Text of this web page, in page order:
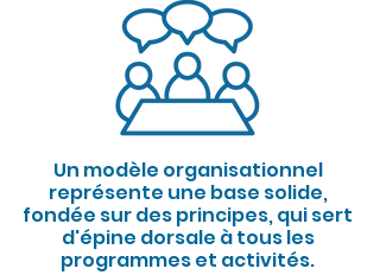
Un modèle organisationnel
représente une base solide,
fondée sur des principes, qui sert
d'épine dorsale à tous les
programmes et activités.